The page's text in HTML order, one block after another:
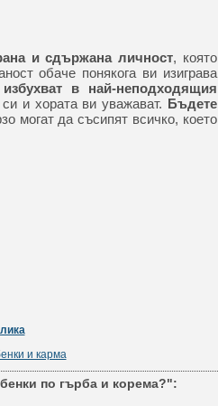
и сдържана личност, която
обаче понякога ви изиграва
в най-неподходящия
и хората ви уважават. Бъдете
могат да съсипят всичко, което
и карма
по гърба и корема?":